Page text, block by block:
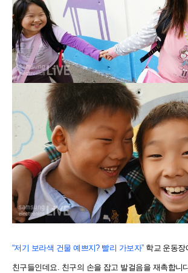
“저기 보라색 건물 예쁘지? 빨리 가보자” 학교 운동장
친구들인데요. 친구의 손을 잡고 발걸음을 재촉합니